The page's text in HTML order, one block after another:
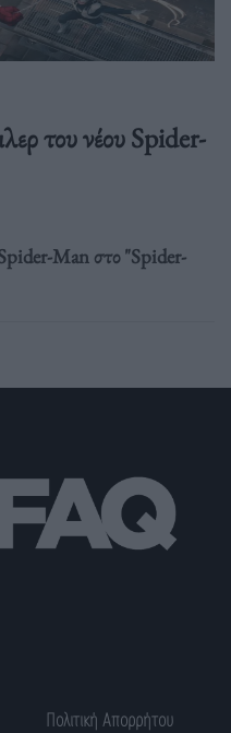
του νέου Spider-
Man στο "Spider-
Πολιτική Απορρήτου